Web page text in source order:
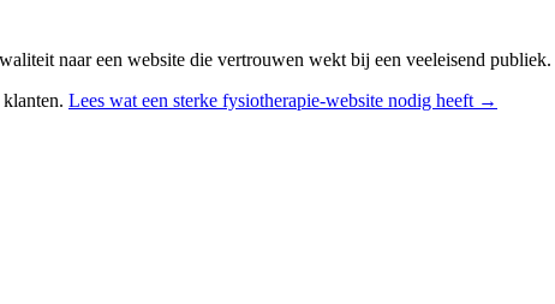
naar een website die vertrouwen wekt bij een veeleisend publiek.
Lees wat een sterke fysiotherapie-website nodig heeft →